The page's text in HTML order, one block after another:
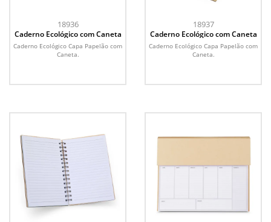
18936
Caderno Ecológico com Caneta
Caderno Ecológico Capa Papelão com
Caneta.
18937
Caderno Ecológico com Caneta
Caderno Ecológico Capa Papelão com
Caneta.